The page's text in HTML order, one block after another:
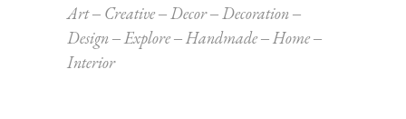
Art Creative Decor
Decoration
Design
Explore Handmade
Home
Interior